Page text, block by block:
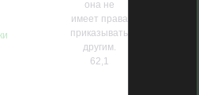
она не
имеет права
приказывать
другим.
62,1